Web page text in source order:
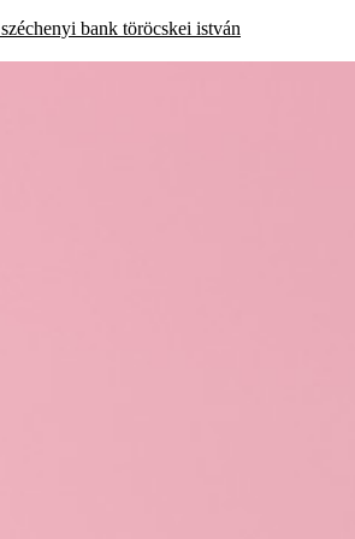
széchenyi bank töröcskei istván